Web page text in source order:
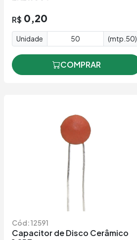
R$ 0,20
Unidade (mtp.50)
COMPRAR
Cód: 12591
Capacitor de Disco Cerâmico